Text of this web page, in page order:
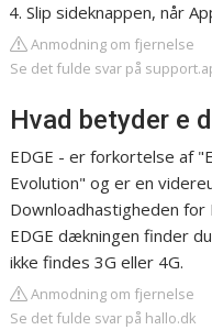
Slip sideknappen, når
Anmodning om fjernelse
Se det fulde svar på
Hvad betyder e
EDGE - er forkortelse af
Evolution" og er en
Downloadhastigheden for
EDGE dækningen finder
ikke findes 3G eller 4G.
Anmodning om fjernelse
Se det fulde svar på hallo.dk